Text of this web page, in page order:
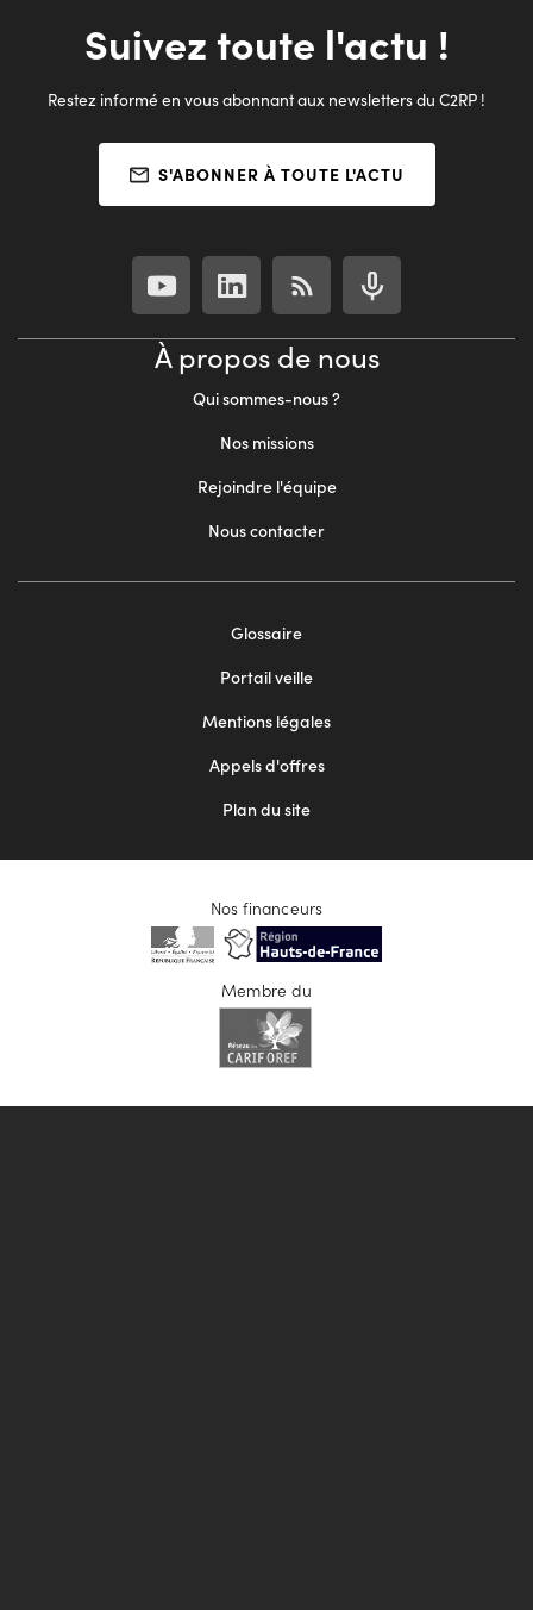
Suivez toute l'actu !
Restez informé en vous abonnant aux newsletters du C2RP !
S'ABONNER À TOUTE L'ACTU
À propos de nous
Qui sommes-nous ?
Nos missions
Rejoindre l'équipe
Nous contacter
Glossaire
Portail veille
Mentions légales
Appels d'offres
Plan du site
Nos financeurs
Membre du